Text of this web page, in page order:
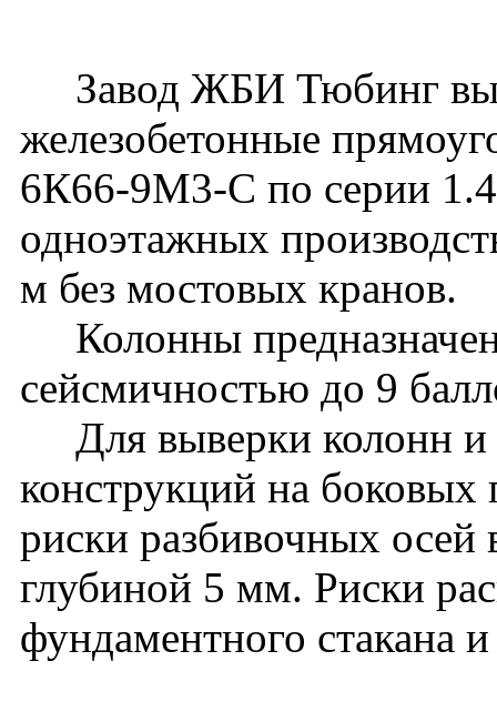
Завод ЖБИ Тюбинг
железобетонные
6К66-9М3-С по серии
одноэтажных
м без мостовых кранов.
Колонны
сейсмичностью до 9
Для выверки колонн
конструкций на боковых
риски разбивочных осей
глубиной 5 мм. Риски
фундаментного стакана